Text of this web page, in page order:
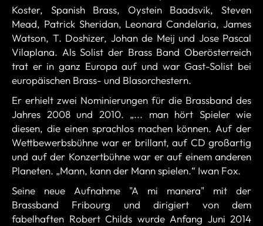
Koster, Spanish Brass, Oystein Baadsvik, Steven
Mead, Patrick Sheridan, Leonard Candelaria, James
Watson, T. Doshizer, Johan de Meij und Jose Pascal
Vilaplana. Als Solist der Brass Band Oberösterreich
trat er in ganz Europa auf und war Gast-Solist bei
europäischen Brass- und Blasorchestern.
Er erhielt zwei Nominierungen für die Brassband des
Jahres 2008 und 2010. „... man hört Spieler wie
diesen, die einen sprachlos machen können. Auf der
Wettbewerbsbühne war er brillant, auf CD großartig
und auf der Konzertbühne war er auf einem anderen
Planeten. „Mann, kann der Mann spielen.“ Iwan Fox.
Seine neue Aufnahme "A mi manera" mit der
Brassband Fribourg und dirigiert von dem
fabelhaften Robert Childs wurde Anfang Juni 2014